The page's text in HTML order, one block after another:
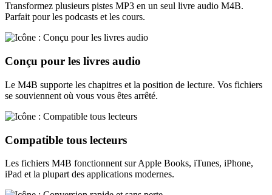
Transformez plusieurs pistes MP3 en un seul livre audio M4B.
Parfait pour les podcasts et les cours.
Conçu pour les livres audio
Le M4B supporte les chapitres et la position de lecture. Vos fichiers
se souviennent où vous vous êtes arrêté.
Compatible tous lecteurs
Les fichiers M4B fonctionnent sur Apple Books, iTunes, iPhone,
iPad et la plupart des applications modernes.